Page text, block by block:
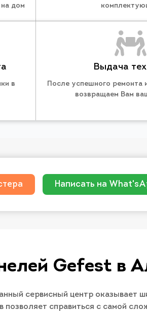
дом
в
Выдача
После успешного ремонта
возвращаем Вам
Написать на
Gefest в
сервисный центр оказывает
справиться с самой